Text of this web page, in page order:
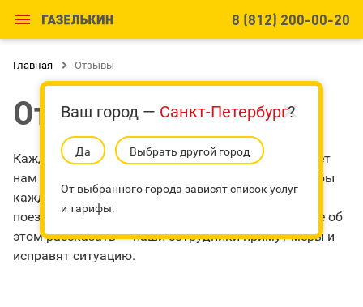
 8 (812) 200-00-20
Главная  Отзывы
Отзывы
Каждый день почти тысяча петербуржцев доверяет
нам своё имущество. Для «Газелькин» важно, чтобы
каждый из них остался довольным. Если во время
поездки что-то пойдет не так, то вы всегда можете об
этом рассказать — наши сотрудники примут меры и
исправят ситуацию.
Ваш город — Санкт-Петербург?
Да Выбрать другой город
От выбранного города зависят список услуг
и тарифы.